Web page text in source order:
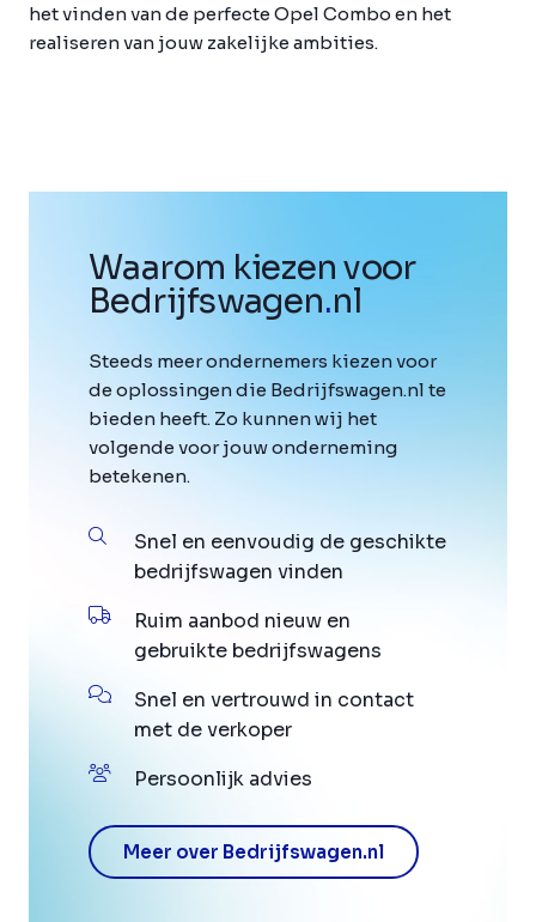
het vinden van de perfecte Opel Combo en het
realiseren van jouw zakelijke ambities.
Waarom kiezen voor
Bedrijfswagen.nl
Steeds meer ondernemers kiezen voor
de oplossingen die Bedrijfswagen.nl te
bieden heeft. Zo kunnen wij het
volgende voor jouw onderneming
betekenen.
Snel en eenvoudig de geschikte
bedrijfswagen vinden
Ruim aanbod nieuw en
gebruikte bedrijfswagens
Snel en vertrouwd in contact
met de verkoper
Persoonlijk advies
Meer over Bedrijfswagen.nl